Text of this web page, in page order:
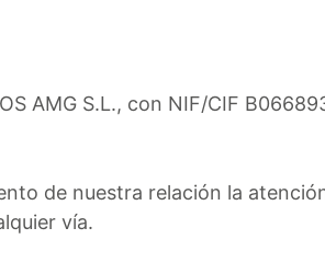
AMG S.L., con NIF/CIF
de nuestra relación la
vía.